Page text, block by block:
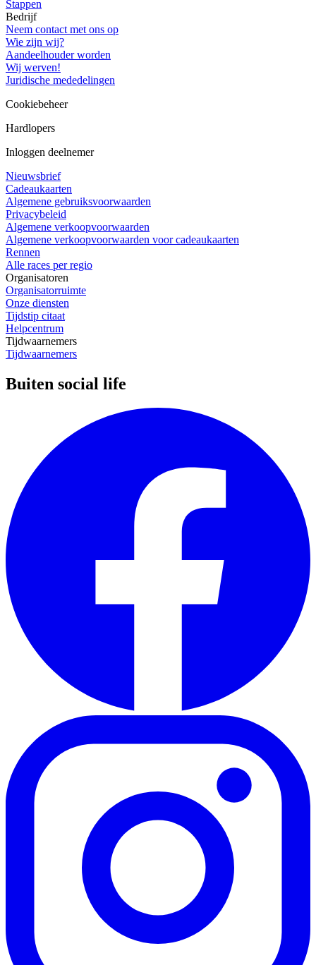
Stappen
Bedrijf
Neem contact met ons op
Wie zijn wij?
Aandeelhouder worden
Wij werven!
Juridische mededelingen
Cookiebeheer
Hardlopers
Inloggen deelnemer
Nieuwsbrief
Cadeaukaarten
Algemene gebruiksvoorwaarden
Privacybeleid
Algemene verkoopvoorwaarden
Algemene verkoopvoorwaarden voor cadeaukaarten
Rennen
Alle races per regio
Organisatoren
Organisatorruimte
Onze diensten
Tijdstip citaat
Helpcentrum
Tijdwaarnemers
Tijdwaarnemers
Buiten social life